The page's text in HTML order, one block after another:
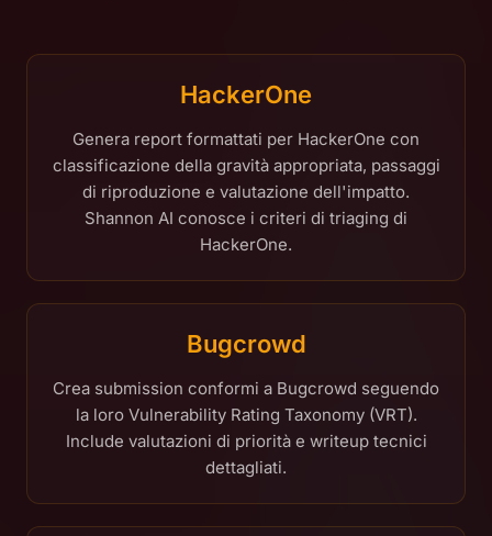
HackerOne
Genera report formattati per HackerOne con
classificazione della gravità appropriata, passaggi
di riproduzione e valutazione dell'impatto.
Shannon AI conosce i criteri di triaging di
HackerOne.
Bugcrowd
Crea submission conformi a Bugcrowd seguendo
la loro Vulnerability Rating Taxonomy (VRT).
Include valutazioni di priorità e writeup tecnici
dettagliati.